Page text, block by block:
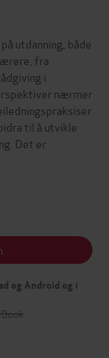
utdanning, både
fra
i
nærmer
til å utvikle
Det er
og Android og i